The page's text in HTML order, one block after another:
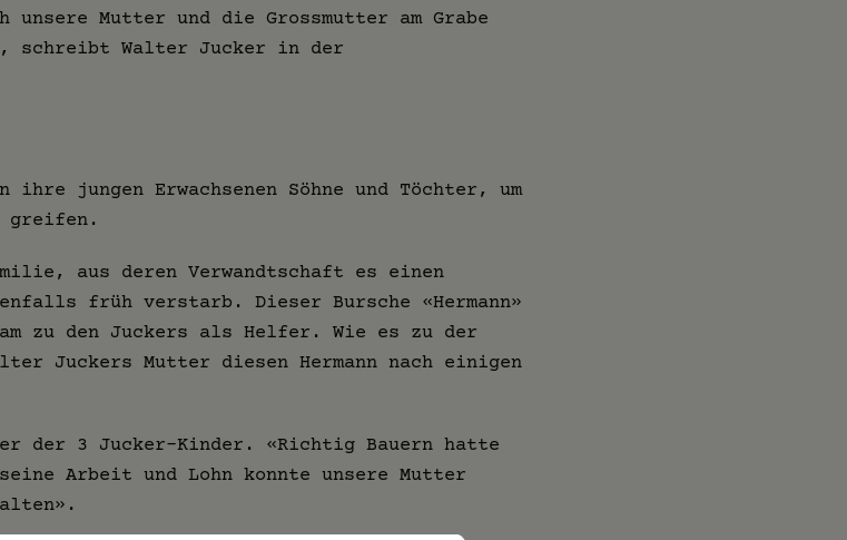
Mutter und die Grossmutter am Grabe
schreibt Walter Jucker in der
jungen Erwachsenen Söhne und Töchter, um
greifen.
aus deren Verwandtschaft es einen
früh verstarb. Dieser Bursche «Hermann»
zu den Juckers als Helfer. Wie es zu der
Juckers Mutter diesen Hermann nach einigen
der 3 Jucker-Kinder. «Richtig Bauern hatte
Arbeit und Lohn konnte unsere Mutter